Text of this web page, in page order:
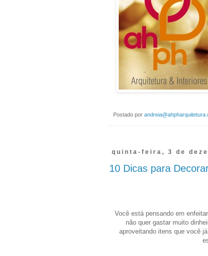
Postado por
quinta-feira, 3 de
10 Dicas para
Você está pensando em
não quer gastar muito
aproveitando itens que você